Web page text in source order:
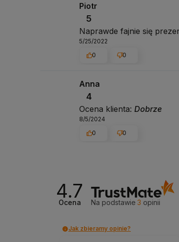
Piotr
5
Naprawde fajnie się
5/25/2022
0
0
Anna
4
Ocena klienta: Dobrze
8/5/2024
0
0
4.7
Ocena Na podstawie 3 opinii
Jak zbieramy opinie?